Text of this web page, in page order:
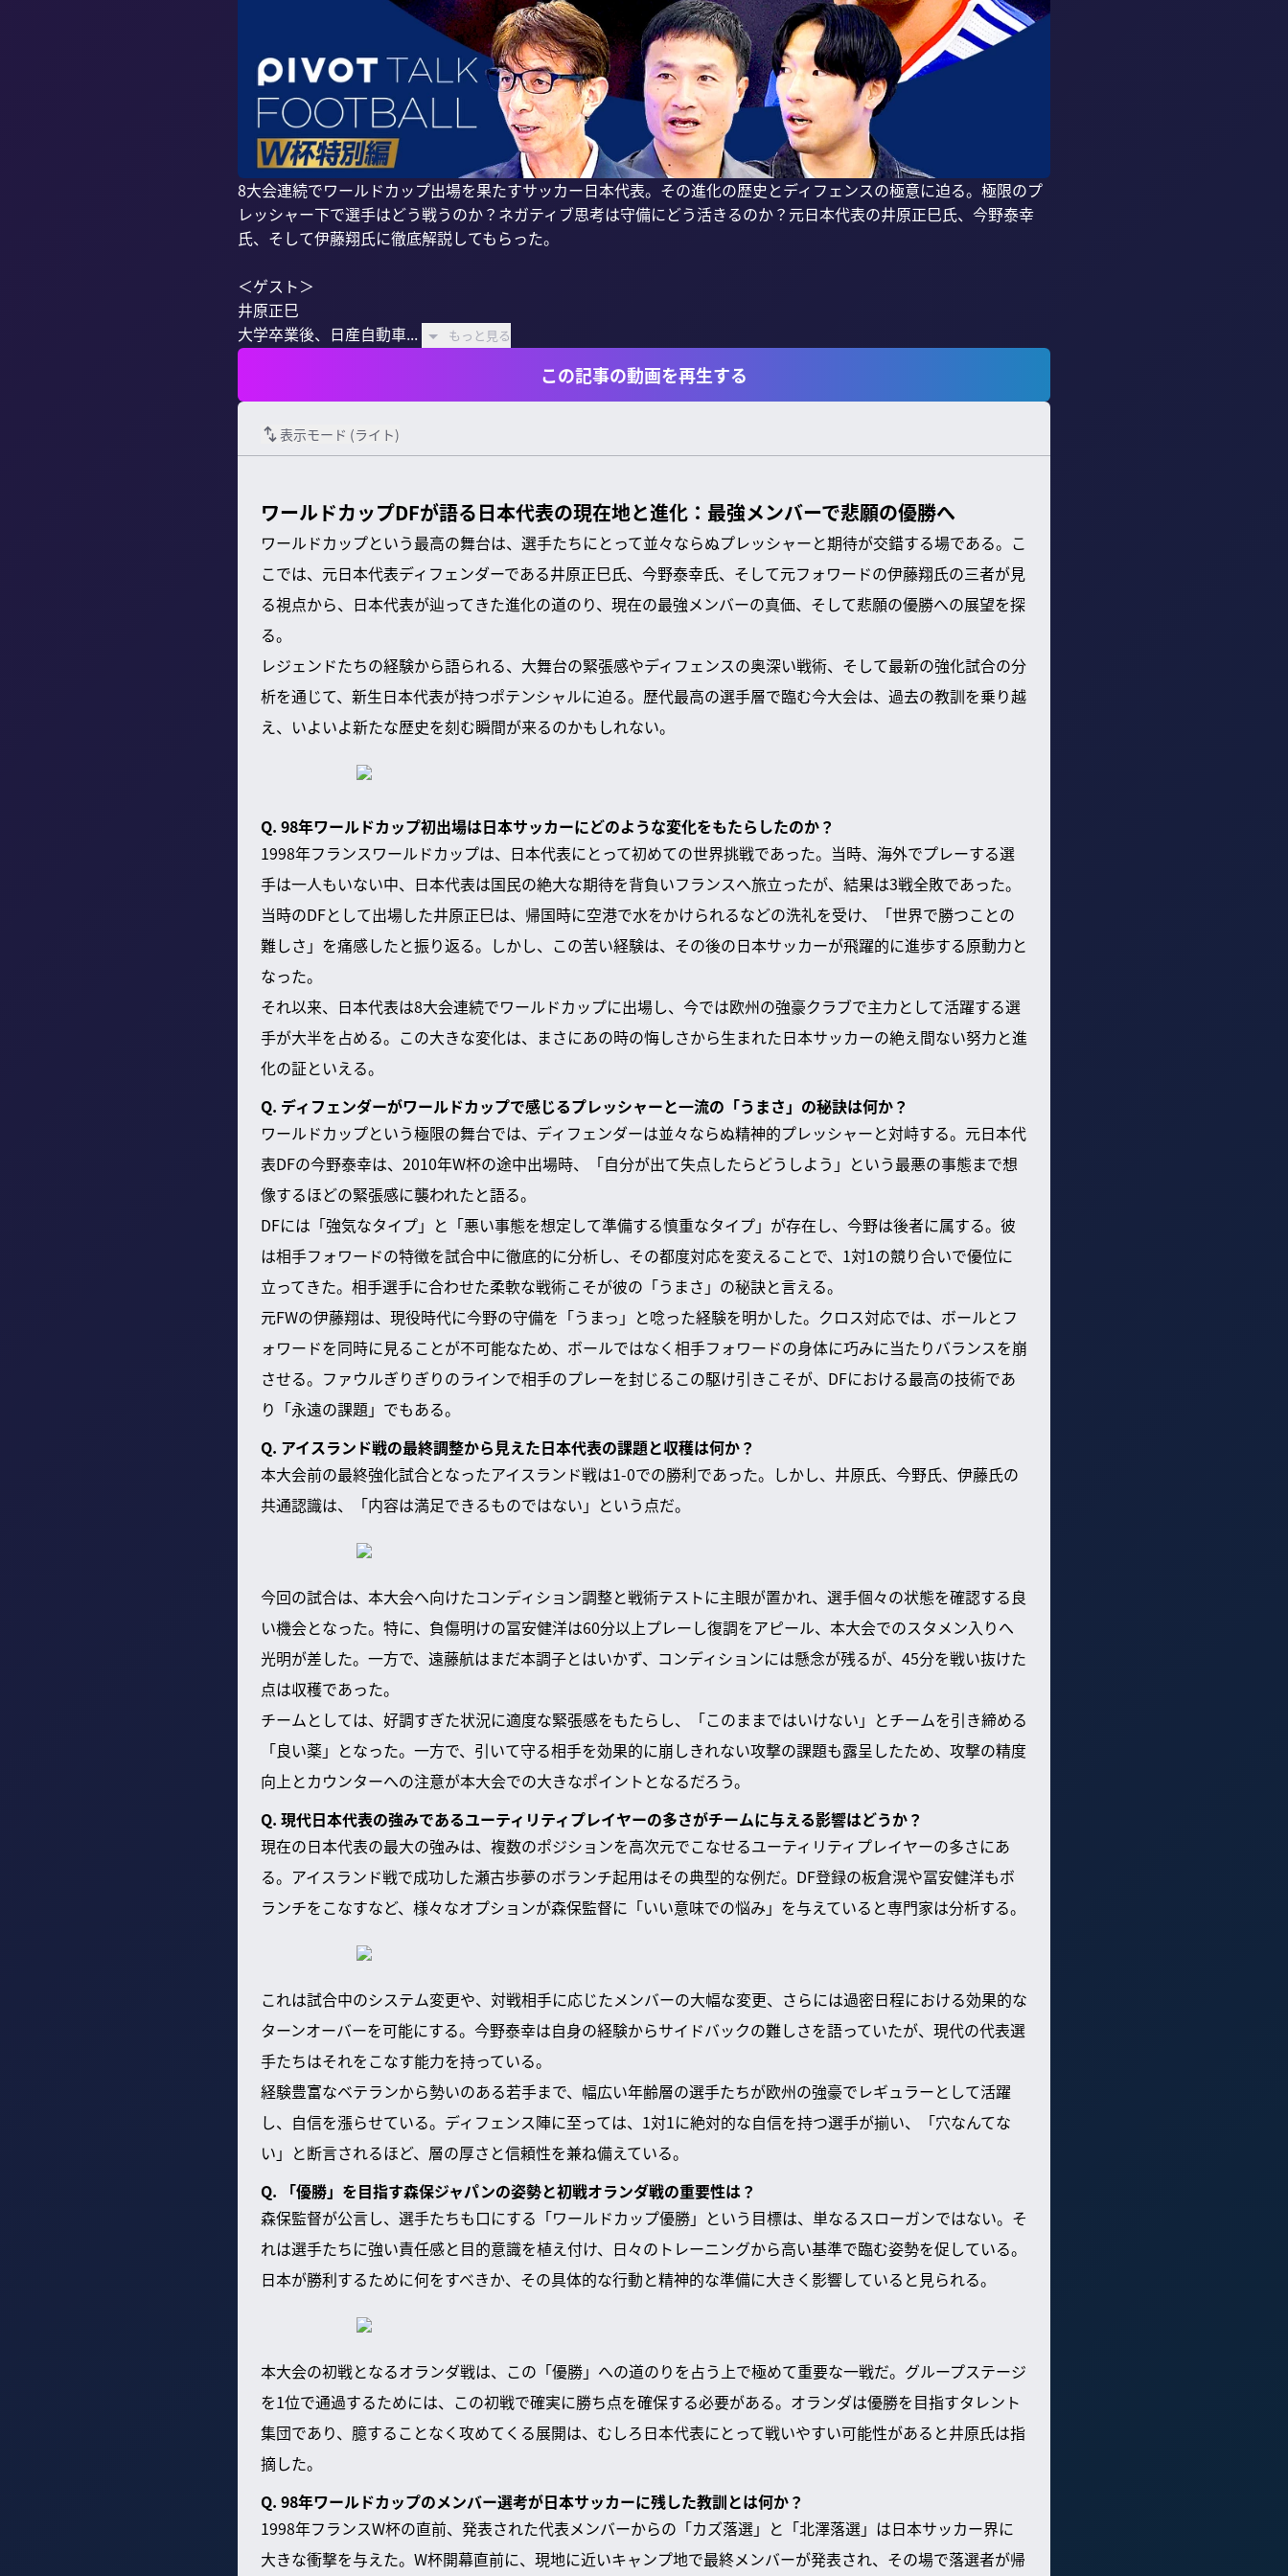
8大会連続でワールドカップ出場を果たすサッカー日本代表。その進化の歴史とディフェンスの極意に迫る。極限のプ
レッシャー下で選手はどう戦うのか？ネガティブ思考は守備にどう活きるのか？元日本代表の井原正巳氏、今野泰幸
氏、そして伊藤翔氏に徹底解説してもらった。
＜ゲスト＞
井原正巳
大学卒業後、日産自動車...
もっと見る
この記事の動画を再生する
表示モード (ライト)
ワールドカップDFが語る日本代表の現在地と進化：最強メンバーで悲願の優勝へ
ワールドカップという最高の舞台は、選手たちにとって並々ならぬプレッシャーと期待が交錯する場である。こ
こでは、元日本代表ディフェンダーである井原正巳氏、今野泰幸氏、そして元フォワードの伊藤翔氏の三者が見
る視点から、日本代表が辿ってきた進化の道のり、現在の最強メンバーの真価、そして悲願の優勝への展望を探
る。
レジェンドたちの経験から語られる、大舞台の緊張感やディフェンスの奥深い戦術、そして最新の強化試合の分
析を通じて、新生日本代表が持つポテンシャルに迫る。歴代最高の選手層で臨む今大会は、過去の教訓を乗り越
え、いよいよ新たな歴史を刻む瞬間が来るのかもしれない。
Q. 98年ワールドカップ初出場は日本サッカーにどのような変化をもたらしたのか？
1998年フランスワールドカップは、日本代表にとって初めての世界挑戦であった。当時、海外でプレーする選
手は一人もいない中、日本代表は国民の絶大な期待を背負いフランスへ旅立ったが、結果は3戦全敗であった。
当時のDFとして出場した井原正巳は、帰国時に空港で水をかけられるなどの洗礼を受け、「世界で勝つことの
難しさ」を痛感したと振り返る。しかし、この苦い経験は、その後の日本サッカーが飛躍的に進歩する原動力と
なった。
それ以来、日本代表は8大会連続でワールドカップに出場し、今では欧州の強豪クラブで主力として活躍する選
手が大半を占める。この大きな変化は、まさにあの時の悔しさから生まれた日本サッカーの絶え間ない努力と進
化の証といえる。
Q. ディフェンダーがワールドカップで感じるプレッシャーと一流の「うまさ」の秘訣は何か？
ワールドカップという極限の舞台では、ディフェンダーは並々ならぬ精神的プレッシャーと対峙する。元日本代
表DFの今野泰幸は、2010年W杯の途中出場時、「自分が出て失点したらどうしよう」という最悪の事態まで想
像するほどの緊張感に襲われたと語る。
DFには「強気なタイプ」と「悪い事態を想定して準備する慎重なタイプ」が存在し、今野は後者に属する。彼
は相手フォワードの特徴を試合中に徹底的に分析し、その都度対応を変えることで、1対1の競り合いで優位に
立ってきた。相手選手に合わせた柔軟な戦術こそが彼の「うまさ」の秘訣と言える。
元FWの伊藤翔は、現役時代に今野の守備を「うまっ」と唸った経験を明かした。クロス対応では、ボールとフ
ォワードを同時に見ることが不可能なため、ボールではなく相手フォワードの身体に巧みに当たりバランスを崩
させる。ファウルぎりぎりのラインで相手のプレーを封じるこの駆け引きこそが、DFにおける最高の技術であ
り「永遠の課題」でもある。
Q. アイスランド戦の最終調整から見えた日本代表の課題と収穫は何か？
本大会前の最終強化試合となったアイスランド戦は1-0での勝利であった。しかし、井原氏、今野氏、伊藤氏の
共通認識は、「内容は満足できるものではない」という点だ。
今回の試合は、本大会へ向けたコンディション調整と戦術テストに主眼が置かれ、選手個々の状態を確認する良
い機会となった。特に、負傷明けの冨安健洋は60分以上プレーし復調をアピール、本大会でのスタメン入りへ
光明が差した。一方で、遠藤航はまだ本調子とはいかず、コンディションには懸念が残るが、45分を戦い抜けた
点は収穫であった。
チームとしては、好調すぎた状況に適度な緊張感をもたらし、「このままではいけない」とチームを引き締める
「良い薬」となった。一方で、引いて守る相手を効果的に崩しきれない攻撃の課題も露呈したため、攻撃の精度
向上とカウンターへの注意が本大会での大きなポイントとなるだろう。
Q. 現代日本代表の強みであるユーティリティプレイヤーの多さがチームに与える影響はどうか？
現在の日本代表の最大の強みは、複数のポジションを高次元でこなせるユーティリティプレイヤーの多さにあ
る。アイスランド戦で成功した瀬古歩夢のボランチ起用はその典型的な例だ。DF登録の板倉滉や冨安健洋もボ
ランチをこなすなど、様々なオプションが森保監督に「いい意味での悩み」を与えていると専門家は分析する。
これは試合中のシステム変更や、対戦相手に応じたメンバーの大幅な変更、さらには過密日程における効果的な
ターンオーバーを可能にする。今野泰幸は自身の経験からサイドバックの難しさを語っていたが、現代の代表選
手たちはそれをこなす能力を持っている。
経験豊富なベテランから勢いのある若手まで、幅広い年齢層の選手たちが欧州の強豪でレギュラーとして活躍
し、自信を漲らせている。ディフェンス陣に至っては、1対1に絶対的な自信を持つ選手が揃い、「穴なんてな
い」と断言されるほど、層の厚さと信頼性を兼ね備えている。
Q. 「優勝」を目指す森保ジャパンの姿勢と初戦オランダ戦の重要性は？
森保監督が公言し、選手たちも口にする「ワールドカップ優勝」という目標は、単なるスローガンではない。そ
れは選手たちに強い責任感と目的意識を植え付け、日々のトレーニングから高い基準で臨む姿勢を促している。
日本が勝利するために何をすべきか、その具体的な行動と精神的な準備に大きく影響していると見られる。
本大会の初戦となるオランダ戦は、この「優勝」への道のりを占う上で極めて重要な一戦だ。グループステージ
を1位で通過するためには、この初戦で確実に勝ち点を確保する必要がある。オランダは優勝を目指すタレント
集団であり、臆することなく攻めてくる展開は、むしろ日本代表にとって戦いやすい可能性があると井原氏は指
摘した。
Q. 98年ワールドカップのメンバー選考が日本サッカーに残した教訓とは何か？
1998年フランスW杯の直前、発表された代表メンバーからの「カズ落選」と「北澤落選」は日本サッカー界に
大きな衝撃を与えた。W杯開幕直前に、現地に近いキャンプ地で最終メンバーが発表され、その場で落選者が帰